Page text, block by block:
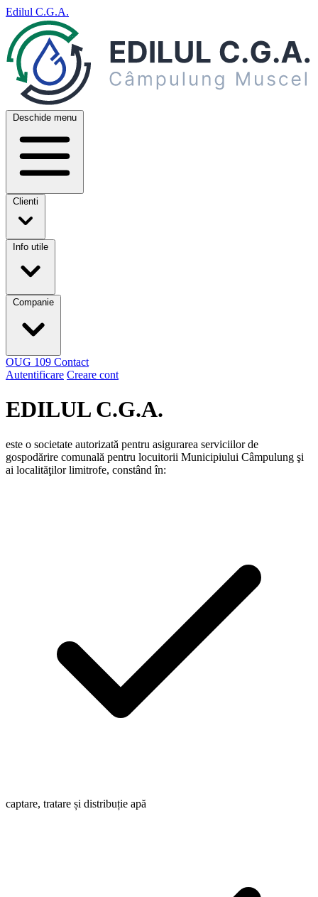
Edilul C.G.A.
Deschide menu
Clienti
Info utile
Companie
OUG 109 Contact
Autentificare Creare cont
EDILUL C.G.A.
este o societate autorizată pentru asigurarea serviciilor de
gospodărire comunală pentru locuitorii Municipiului Câmpulung şi
ai localităţilor limitrofe, constând în:
captare, tratare și distribuție apă